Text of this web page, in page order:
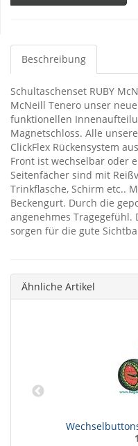
Beschreibung
Schultaschenset RUBY
McNeill Tenero unser
funktionellen
Magnetschloss. Alle
ClickFlex Rückensystem
Front ist wechselbar oder
Seitenfächer sind mit
Trinkflasche, Schirm etc..
Beckengurt. Durch die
angenehmes
sorgen für die gute
Ähnliche Artikel